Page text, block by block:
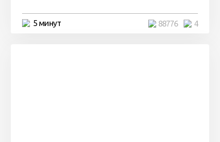
5 минут 4
88776